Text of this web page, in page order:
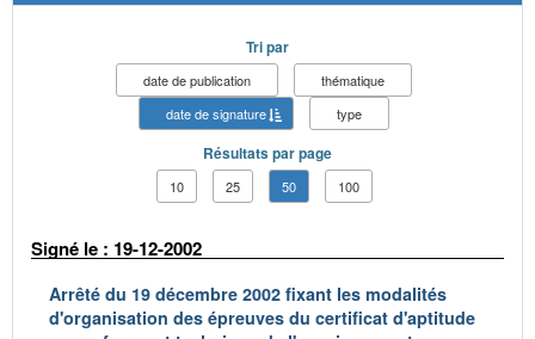
Tri par
date de publication
thématique
date de signature
type
Résultats par page
10 25 50 100
Signé le : 19-12-2002
Arrêté du 19 décembre 2002 fixant les modalités
d'organisation des épreuves du certificat d'aptitude